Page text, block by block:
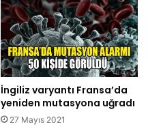
İngiliz varyantı Fransa’da
yeniden mutasyona uğradı
27 Mayıs 2021